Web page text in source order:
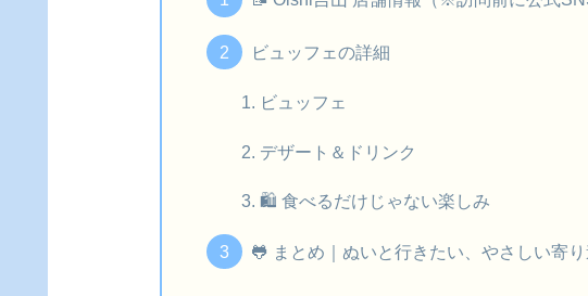
ビュッフェの詳細
ビュッフェ
デザート＆ドリンク
🛍 食べるだけじゃない楽しみ
🐸 まとめ｜ぬいと行きたい、やさしい寄